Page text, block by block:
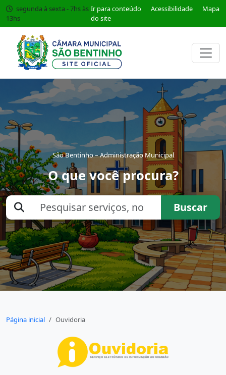
segunda à sexta - 7hs às
13hs
Ir para conteúdo Acessibilidade
Mapa
do site
São Bentinho – Administração Municipal
O que você procura?
Buscar
Página inicial Ouvidoria